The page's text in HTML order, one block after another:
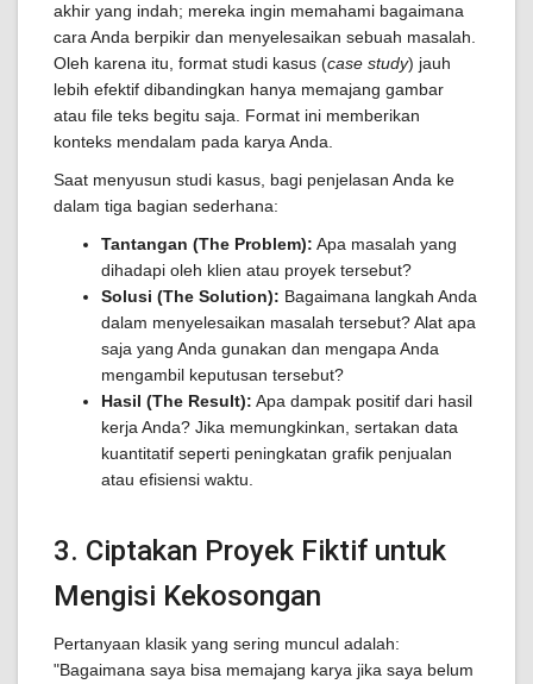
akhir yang indah; mereka ingin memahami bagaimana
cara Anda berpikir dan menyelesaikan sebuah masalah.
Oleh karena itu, format studi kasus (case study) jauh
lebih efektif dibandingkan hanya memajang gambar
atau file teks begitu saja. Format ini memberikan
konteks mendalam pada karya Anda.
Saat menyusun studi kasus, bagi penjelasan Anda ke
dalam tiga bagian sederhana:
Tantangan (The Problem): Apa masalah yang
dihadapi oleh klien atau proyek tersebut?
Solusi (The Solution): Bagaimana langkah Anda
dalam menyelesaikan masalah tersebut? Alat apa
saja yang Anda gunakan dan mengapa Anda
mengambil keputusan tersebut?
Hasil (The Result): Apa dampak positif dari hasil
kerja Anda? Jika memungkinkan, sertakan data
kuantitatif seperti peningkatan grafik penjualan
atau efisiensi waktu.
3. Ciptakan Proyek Fiktif untuk
Mengisi Kekosongan
Pertanyaan klasik yang sering muncul adalah:
"Bagaimana saya bisa memajang karya jika saya belum